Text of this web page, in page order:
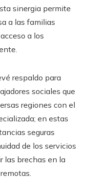
sinergia permite
a las familias
a los
respaldo para
sociales que
regiones con el
en estas
seguras
de los servicios
las brechas en la